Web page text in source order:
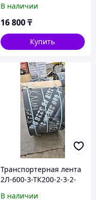
конвейерная лента
В наличии
16 800₸
Купить
Транспортерная лента
2Л-600-3-ТК200-2-3-2-
В наличии